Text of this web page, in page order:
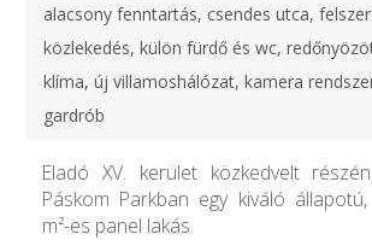
alacsony fenntartás, csendes utca,
közlekedés, külön fürdő és wc,
klíma, új villamoshálózat, kamera
gardrób
Eladó XV. kerület közkedvelt
Páskom Parkban egy kiváló
m²-es panel lakás.